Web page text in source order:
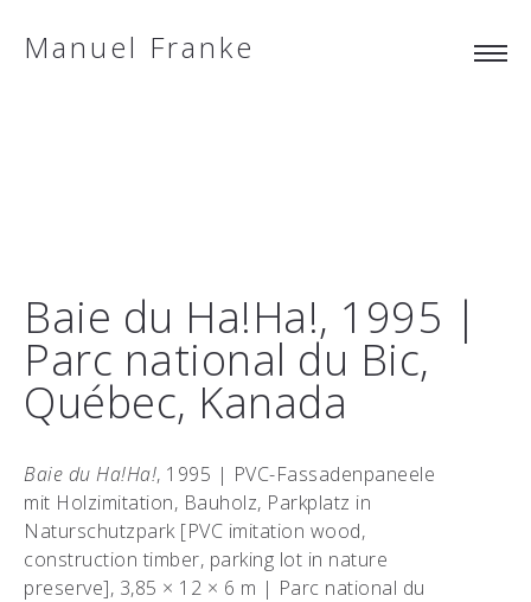
Manuel Franke
Baie du Ha!Ha!, 1995 |
Parc national du Bic,
Québec, Kanada
Baie du Ha!Ha!, 1995 | PVC-Fassadenpaneele
mit Holzimitation, Bauholz, Parkplatz in
Naturschutzpark [PVC imitation wood,
construction timber, parking lot in nature
preserve], 3,85 × 12 × 6 m | Parc national du